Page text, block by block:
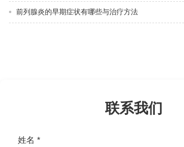
前列腺炎的早期症状有哪些与治疗方法
联系我们
姓名 *